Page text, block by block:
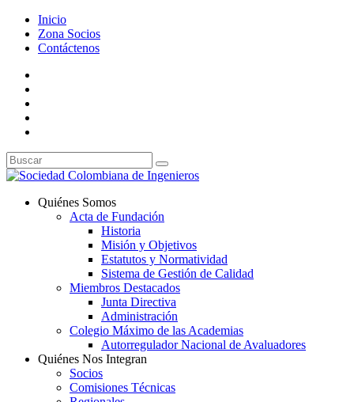
Inicio
Zona Socios
Contáctenos
Quiénes Somos
Acta de Fundación
Historia
Misión y Objetivos
Estatutos y Normatividad
Sistema de Gestión de Calidad
Miembros Destacados
Junta Directiva
Administración
Colegio Máximo de las Academias
Autorregulador Nacional de Avaluadores
Quiénes Nos Integran
Socios
Comisiones Técnicas